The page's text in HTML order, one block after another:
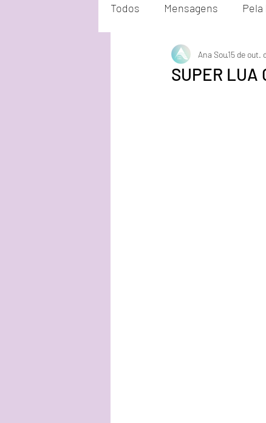
Todos Mensagens Pela
Atualizações Energéticas
SUPER LUA
Ana Sou15 de out.